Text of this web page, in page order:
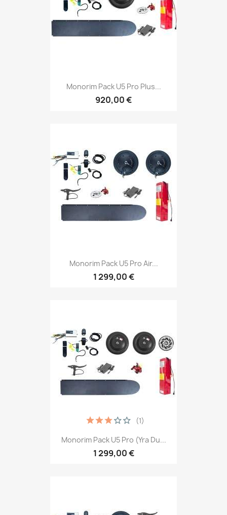
Monorim Pack U5 Pro Plus...
920,00 €
Monorim Pack U5 Pro Air...
1 299,00 €
Monorim Pack U5 Pro (yra Du...
1 299,00 €
(1)